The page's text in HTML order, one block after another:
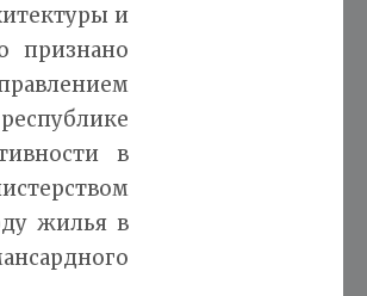
и
признано
в
жилья в